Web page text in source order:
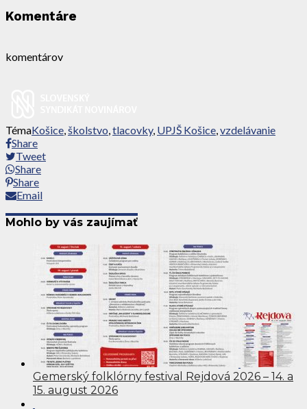
Komentáre
komentárov
TémaKošice,školstvo,tlacovky, UPJŠ Košice,vzdelávanie
Share
Tweet
Share
Share
Email
Mohlo by vás zaujímať
Gemerský folklórny festival Rejdová 2026 – 14. a
15. august 2026